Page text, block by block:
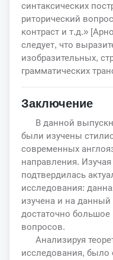
синтаксических
риторический
контраст и т.д.»
следует, что
изобразительных,
грамматических
Заключение
В данной
были изучены
современных
направления.
подтвердилась
исследования:
изучена и на
достаточно
вопросов.
Анализируя
исследования, было